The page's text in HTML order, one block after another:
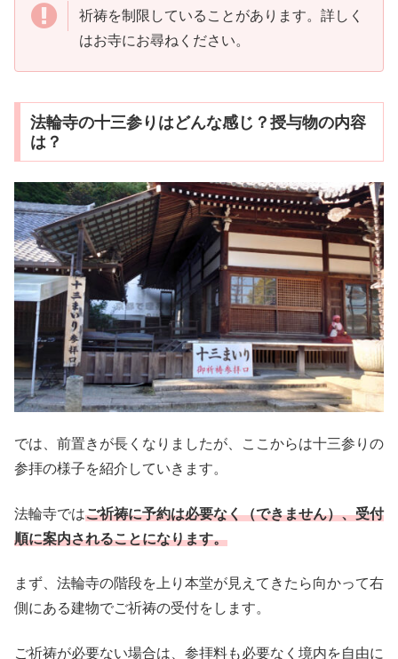
祈祷を制限していることがあります。詳しく
はお寺にお尋ねください。
法輪寺の十三参りはどんな感じ？授与物の内容
は？
では、前置きが長くなりましたが、ここからは十三参りの
参拝の様子を紹介していきます。
法輪寺ではご祈祷に予約は必要なく（できません）、受付
順に案内されることになります。
まず、法輪寺の階段を上り本堂が見えてきたら向かって右
側にある建物でご祈祷の受付をします。
ご祈祷が必要ない場合は、参拝料も必要なく境内を自由に